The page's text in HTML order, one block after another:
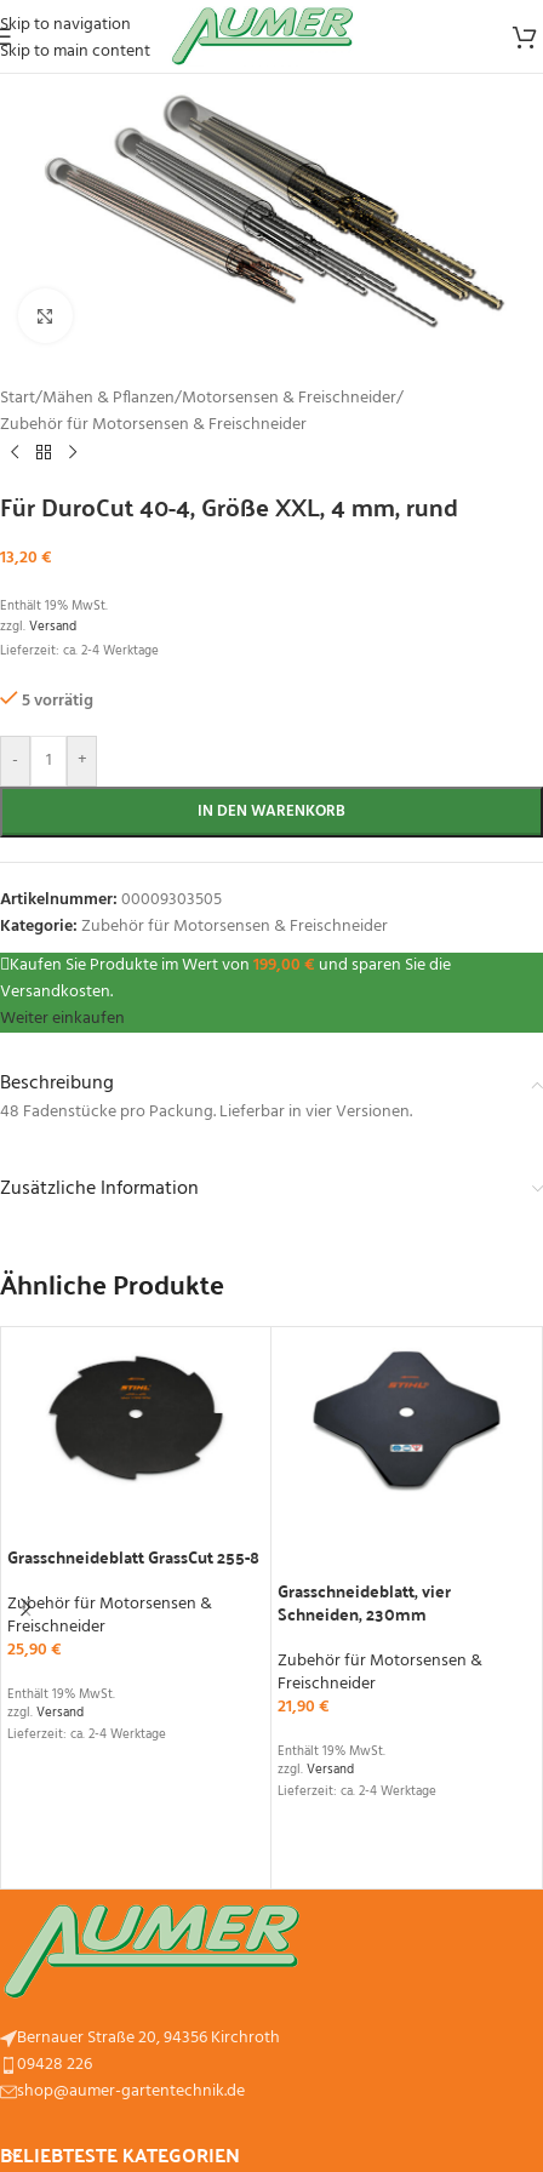
Skip to navigation
Skip to main content
Start/Mähen & Pflanzen/Motorsensen & Freischneider/
Zubehör für Motorsensen & Freischneider
Für DuroCut 40-4, Größe XXL, 4 mm, rund
13,20€
Enthält 19% MwSt.
zzgl.Versand
Lieferzeit: ca. 2-4 Werktage
5 vorrätig
- +
IN DEN WARENKORB
Artikelnummer:00009303505
Kategorie:Zubehör für Motorsensen & Freischneider
Kaufen Sie Produkte im Wert von199,00€ und sparen Sie die
Versandkosten.
Weiter einkaufen
Beschreibung
48 Fadenstücke pro Packung. Lieferbar in vier Versionen.
Zusätzliche Information
Ähnliche Produkte
Grasschneideblatt GrassCut 255-8
Zubehör für Motorsensen &
Freischneider
25,90€
Enthält 19% MwSt.
zzgl.Versand
Lieferzeit: ca. 2-4 Werktage
Grasschneideblatt, vier
Schneiden, 230mm
Zubehör für Motorsensen &
Freischneider
21,90€
Enthält 19% MwSt.
zzgl.Versand
Lieferzeit: ca. 2-4 Werktage
Bernauer Straße 20, 94356 Kirchroth
09428 226
shop@aumer-gartentechnik.de
BELIEBTESTE KATEGORIEN